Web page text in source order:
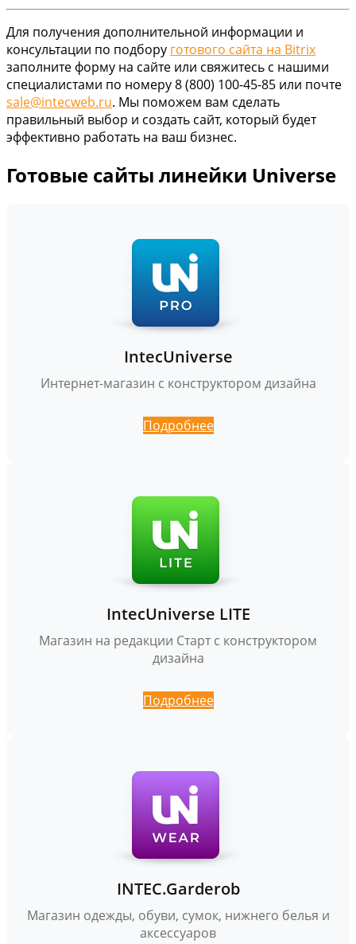
Для получения дополнительной информации и
консультации по подбору готового сайта на Bitrix
заполните форму на сайте или свяжитесь с нашими
специалистами по номеру 8 (800) 100-45-85 или почте
sale@intecweb.ru. Мы поможем вам сделать
правильный выбор и создать сайт, который будет
эффективно работать на ваш бизнес.
Готовые сайты линейки Universe
IntecUniverse
Интернет-магазин с конструктором дизайна
Подробнее
IntecUniverse LITE
Магазин на редакции Старт с конструктором
дизайна
Подробнее
INTEC.Garderob
Магазин одежды, обуви, сумок, нижнего белья и
аксессуаров